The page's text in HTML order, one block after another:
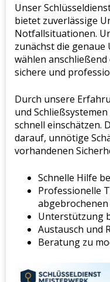
Unser
bietet zuverlässige
Notfallsituationen.
zunächst die genaue
wählen
sichere und
Durch unsere
und
schnell einschätzen.
darauf, unnötige
vorhandenen
Schnelle Hilfe
Professionelle
abgebrochenen
Unterstützung
Austausch und
Beratung zu